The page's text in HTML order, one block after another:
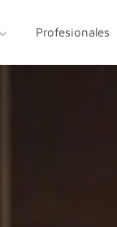
Profesionales